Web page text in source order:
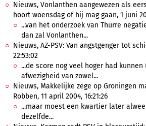
Nieuws, Vonlanthen aangewezen als
hoort woensdag of hij mag gaan, 1 juni
...van het onderzoek van Thurre
dan zal Vonlanthen...
Nieuws, AZ-PSV: Van angstgenger tot
22:53:02
...de score nog veel hoger had kunnen
afwezigheid van zowel...
Nieuws, Makkelijke zege op Groningen
Robben, 11 april 2004, 16:21:26
...maar moest een kwartier later
dezelfde...